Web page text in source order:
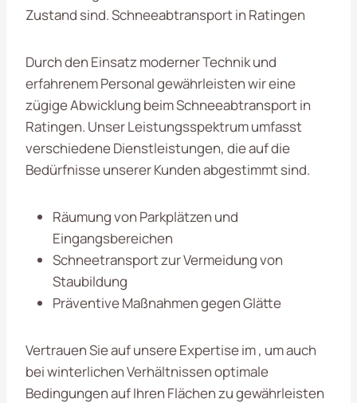
Zustand sind. Schneeabtransport in Ratingen
Durch den Einsatz moderner Technik und
erfahrenem Personal gewährleisten wir eine
zügige Abwicklung beim Schneeabtransport in
Ratingen. Unser Leistungsspektrum umfasst
verschiedene Dienstleistungen, die auf die
Bedürfnisse unserer Kunden abgestimmt sind.
Räumung von Parkplätzen und
Eingangsbereichen
Schneetransport zur Vermeidung von
Staubildung
Präventive Maßnahmen gegen Glätte
Vertrauen Sie auf unsere Expertise im , um auch
bei winterlichen Verhältnissen optimale
Bedingungen auf Ihren Flächen zu gewährleisten